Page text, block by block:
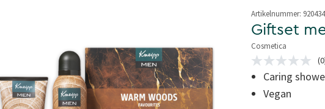
Artikelnummer: 920434
Giftset
Cosmetica
4,1 van 5 sterren
Geen
scorewaarde
Dezelfde
paginalink.
Caring
Vegan